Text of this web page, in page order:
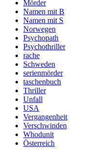
Mörder
Namen mit B
Namen mit S
Norwegen
Psychopath
Psychothriller
rache
Schweden
serienmörder
taschenbuch
Thriller
Unfall
USA
Vergangenheit
Verschwinden
Whodunit
Österreich